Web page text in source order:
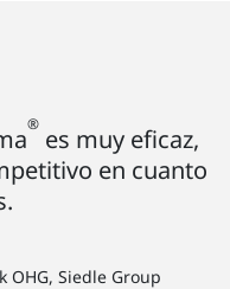
® es muy eficaz,
en cuanto
OHG, Siedle Group